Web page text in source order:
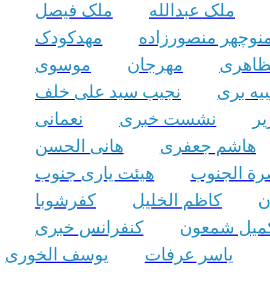
ملک عبدالله
ملک فیصل
منصورزاده
مهدکودک
مهرجان
موسوی
بری
نجیب سید علی خلف
نشست خبری
نعمانی
هاشم جعفری
هانی الحسن
الجنوب
هیئت یاری جنوب
کاظم الخلیل
کفرشوبا
شمعون
کنفرانس خبری
یاسر عرفات یوسف الخوری